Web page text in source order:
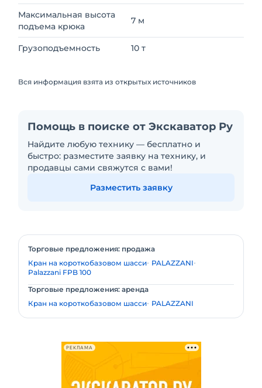
Максимальная высота
подъема крюка
7 м
Грузоподъемность 10 т
Вся информация взята из открытых источников
Помощь в поиске от Экскаватор Ру
Найдите любую технику — бесплатно и
быстро: разместите заявку на технику, и
продавцы сами свяжутся с вами!
Разместить заявку
Торговые предложения: продажа
Кран на короткобазовом шасси PALAZZANI
Palazzani FPB 100
Торговые предложения: аренда
Кран на короткобазовом шасси PALAZZANI
РЕКЛАМА